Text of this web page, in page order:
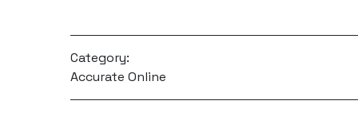
Category:
Accurate Online